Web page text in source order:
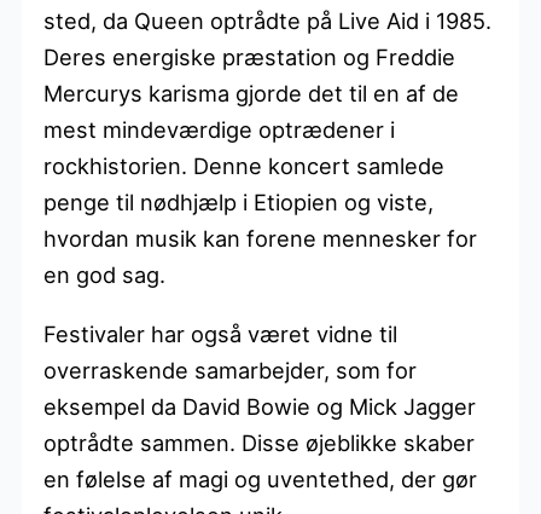
sted, da Queen optrådte på Live Aid i 1985.
Deres energiske præstation og Freddie
Mercurys karisma gjorde det til en af de
mest mindeværdige optrædener i
rockhistorien. Denne koncert samlede
penge til nødhjælp i Etiopien og viste,
hvordan musik kan forene mennesker for
en god sag.
Festivaler har også været vidne til
overraskende samarbejder, som for
eksempel da David Bowie og Mick Jagger
optrådte sammen. Disse øjeblikke skaber
en følelse af magi og uventethed, der gør